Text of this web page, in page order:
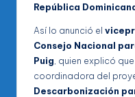
República
Así lo anunció el
Consejo Nacional
Puig , quien explicó
coordinadora del
Descarbonización